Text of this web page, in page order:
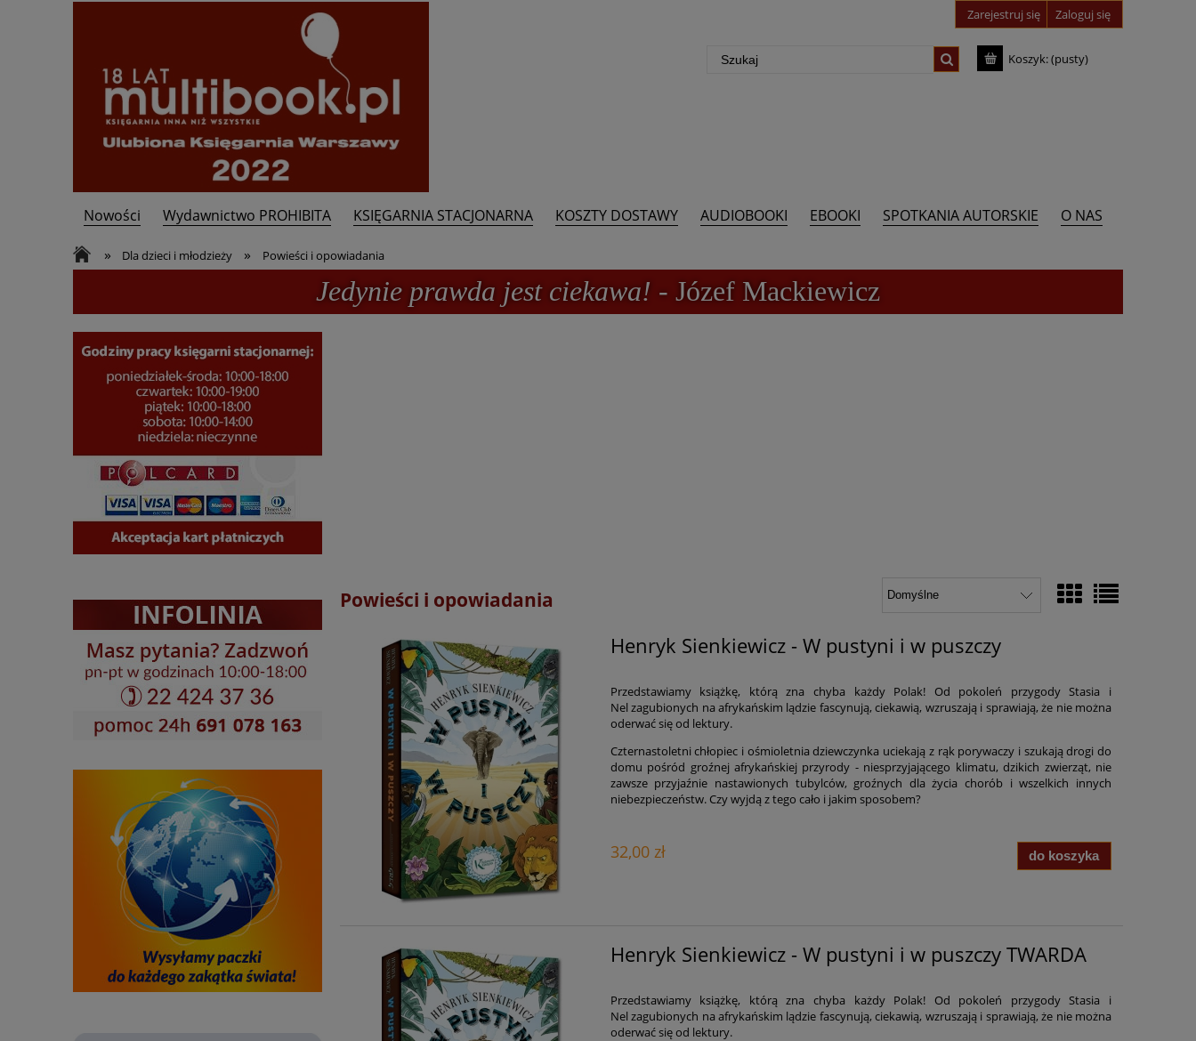
Zarejestruj się Zaloguj się
Koszyk:(pusty)
Nowości Wydawnictwo PROHIBITA KSIĘGARNIA STACJONARNA KOSZTY DOSTAWY AUDIOBOOKI EBOOKI SPOTKANIA AUTORSKIE
O NAS
Kontakt
» Dla dzieci i młodzieży » Powieści i opowiadania
Jedynie prawda jest ciekawa! - Józef Mackiewicz
Powieści i opowiadania
Henryk Sienkiewicz - W pustyni i w puszczy
Przedstawiamy książkę, którą zna chyba każdy Polak! Od pokoleń przygody Stasia i
Nel zagubionych na afrykańskim lądzie fascynują, ciekawią, wzruszają i sprawiają, że nie można
oderwać się od lektury.
Czternastoletni chłopiec i ośmioletnia dziewczynka uciekają z rąk porywaczy i szukają drogi do
domu pośród groźnej afrykańskiej przyrody - niesprzyjającego klimatu, dzikich zwierząt, nie
zawsze przyjaźnie nastawionych tubylców, groźnych dla życia chorób i wszelkich innych
niebezpieczeństw. Czy wyjdą z tego cało i jakim sposobem?
32,00 zł do koszyka
Henryk Sienkiewicz - W pustyni i w puszczy TWARDA
Przedstawiamy książkę, którą zna chyba każdy Polak! Od pokoleń przygody Stasia i
Nel zagubionych na afrykańskim lądzie fascynują, ciekawią, wzruszają i sprawiają, że nie można
oderwać się od lektury.